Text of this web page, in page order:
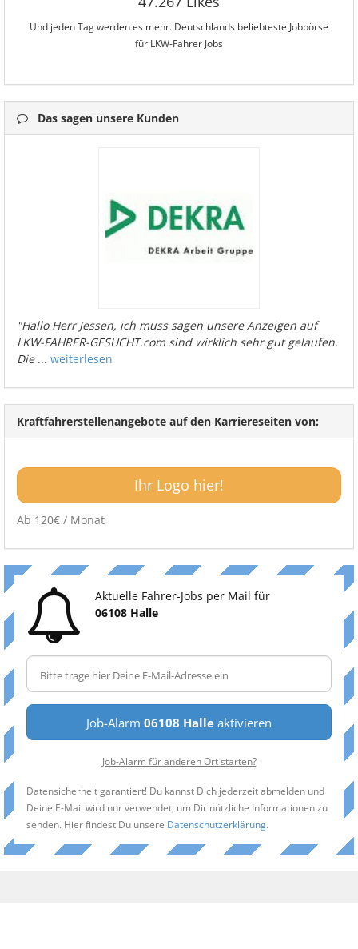
Und jeden Tag werden es mehr. Deutschlands beliebteste Jobbörse
für LKW-Fahrer Jobs
Das sagen unsere Kunden
"Hallo Herr Jessen, ich muss sagen unsere Anzeigen auf
LKW-FAHRER-GESUCHT.com sind wirklich sehr gut gelaufen.
Die... weiterlesen
Kraftfahrerstellenangebote auf den Karriereseiten von:
Ihr Logo hier!
Ab 120€ / Monat
Aktuelle Fahrer-Jobs per Mail für
06108 Halle
Job-Alarm 06108 Halle aktivieren
Job-Alarm für anderen Ort starten?
Datensicherheit garantiert! Du kannst Dich jederzeit abmelden und
Deine E-Mail wird nur verwendet, um Dir nützliche Informationen zu
senden. Hier findest Du unsere Datenschutzerklärung.